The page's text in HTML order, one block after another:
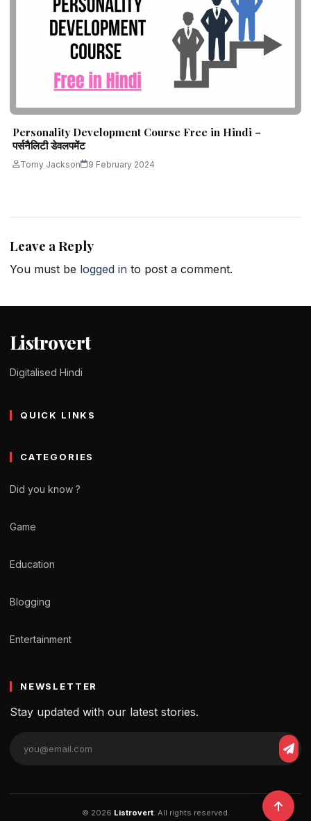
Personality Development Course Free in Hindi –
पर्सनैलिटी डेवलपमेंट
Tomy Jackson 9 February 2024
Leave a Reply
You must be logged in to post a comment.
Listrovert
Digitalised Hindi
QUICK LINKS
CATEGORIES
Did you know ?
Game
Education
Blogging
Entertainment
NEWSLETTER
Stay updated with our latest stories.
© 2026 Listrovert. All rights reserved.